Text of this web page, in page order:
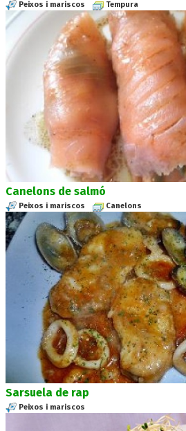
Peixos i mariscos Tempura
Canelons de salmó
Peixos i mariscos Canelons
Sarsuela de rap
Peixos i mariscos